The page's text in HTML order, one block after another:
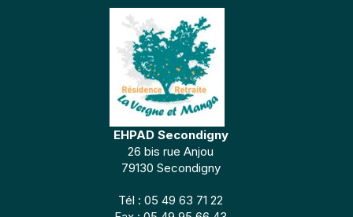
EHPAD Secondigny
26 bis rue Anjou
79130 Secondigny
Tél : 05 49 63 71 22